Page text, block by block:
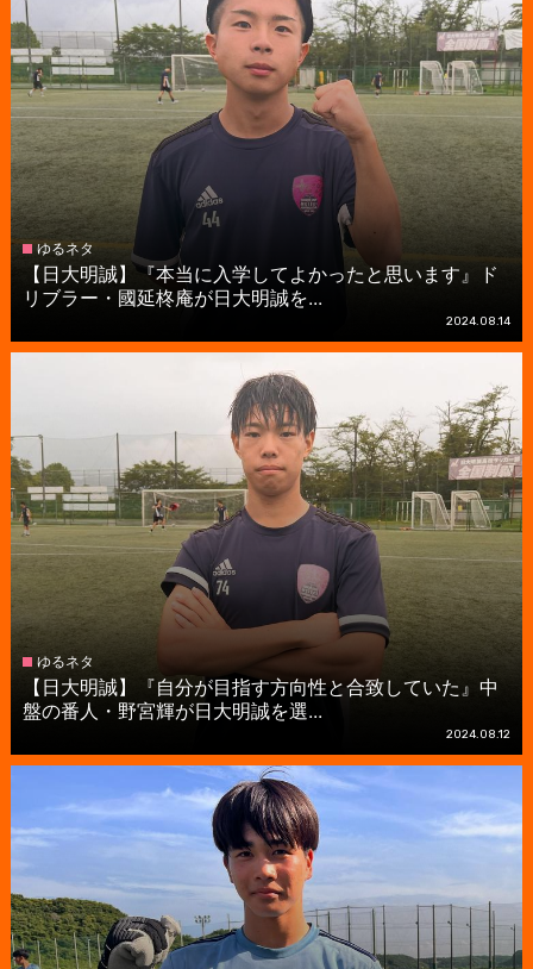
ゆるネタ
【日大明誠】『本当に入学してよかったと思います』ド
リブラー・國延柊庵が日大明誠を...
2024.08.14
ゆるネタ
【日大明誠】『自分が目指す方向性と合致していた』中
盤の番人・野宮輝が日大明誠を選...
2024.08.12